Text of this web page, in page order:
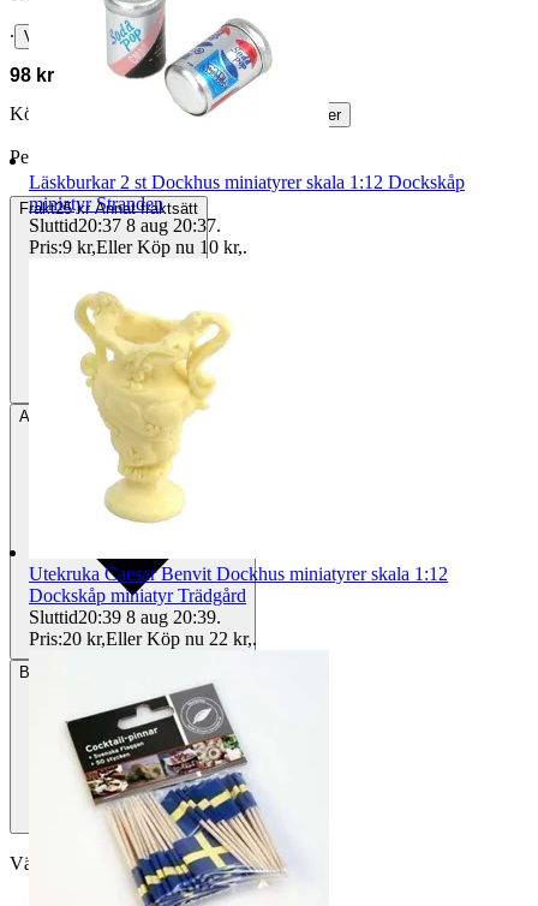
∙ Visa bud
98 kr
Köparskydd är valfritt hos företag.
Läs mer
Peacetear vann auktionen
Frakt25 kr Annat fraktsätt
AvhämtningHelsingborg, Sverige
Betalning
Välj till köparskydd
Läskburkar 2 st Dockhus miniatyrer skala 1:12 Dockskåp
miniatyr Stranden
Sluttid20:37 8 aug 20:37.
Pris:9 kr,Eller Köp nu 10 kr,.
Utekruka Caesar Benvit Dockhus miniatyrer skala 1:12
Dockskåp miniatyr Trädgård
Sluttid20:39 8 aug 20:39.
Pris:20 kr,Eller Köp nu 22 kr,.